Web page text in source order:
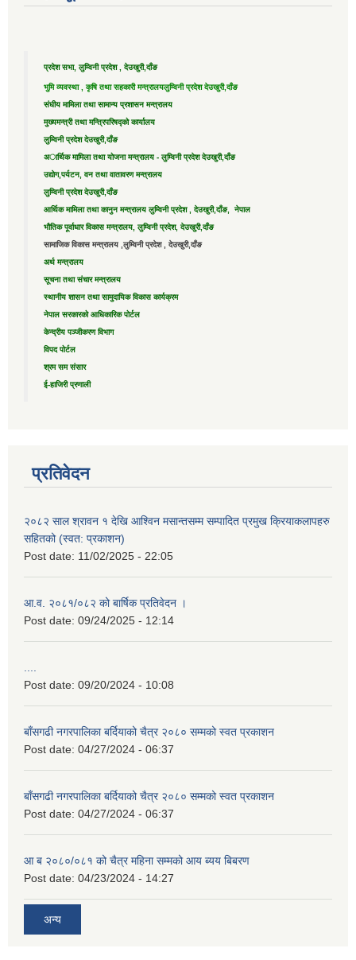
प्रदेश सभा, लुम्विनी प्रदेश , देउखुरी,दाँङ
भुमि व्यवस्था , कृषि तथा सहकारी मन्त्रालयलुम्विनी प्रदेश देउखुरी,दाँङ
संघीय मामिला तथा सामान्य प्रशासन मन्त्रालय
मुख्यमन्त्री तथा मन्त्रिपरिषद्को कार्यालय
लुम्विनी प्रदेश देउखुरी,दाँङ
अार्थिक मामिला तथा योजना मन्त्रालय - लुम्विनी प्रदेश देउखुरी,दाँङ
उद्याेग,पर्यटन, वन तथा वातावरण मन्त्रालय
लुम्विनी प्रदेश देउखुरी,दाँङ
आर्थिक मामिला तथा कानुन मन्त्रालय लुम्विनी प्रदेश , देउखुरी,दाँङ, नेपाल
भौतिक पूर्वाधार विकास मन्त्रालय, लुम्विनी प्रदेश, देउखुरी,दाँङ
सामाजिक विकास मन्त्रालय ,लुम्विनी प्रदेश , देउखुरी,दाँङ
अर्थ मन्त्रालय
सूचना तथा संचार मन्त्रालय
स्थानीय शासन तथा सामुदायिक विकास कार्यक्रम
नेपाल सरकारको आधिकारिक पोर्टल
केन्द्रीय पञ्जीकरण विभाग
विपद पोर्टल
श्रम सम संसार
ई-हाजिरी प्रणाली
प्रतिवेदन
२०८२ साल श्रावन १ देखि आश्विन मसान्तसम्म सम्पादित प्रमुख क्रियाकलापहरु
सहितको (स्वत: प्रकाशन)
Post date: 11/02/2025 - 22:05
आ.व. २०८१/०८२ को बार्षिक प्रतिवेदन ।
Post date: 09/24/2025 - 12:14
....
Post date: 09/20/2024 - 10:08
बाँसगढी नगरपालिका बर्दियाको चैत्र २०८० सम्मको स्वत प्रकाशन
Post date: 04/27/2024 - 06:37
बाँसगढी नगरपालिका बर्दियाको चैत्र २०८० सम्मको स्वत प्रकाशन
Post date: 04/27/2024 - 06:37
आ ब २०८०/०८१ को चैत्र महिना सम्मको आय ब्यय बिबरण
Post date: 04/23/2024 - 14:27
अन्य